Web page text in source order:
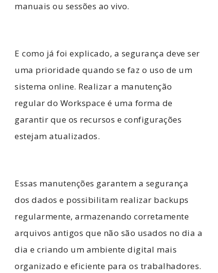
manuais ou sessões ao vivo.
E como já foi explicado, a segurança deve ser
uma prioridade quando se faz o uso de um
sistema online. Realizar a manutenção
regular do Workspace é uma forma de
garantir que os recursos e configurações
estejam atualizados.
Essas manutenções garantem a segurança
dos dados e possibilitam realizar backups
regularmente, armazenando corretamente
arquivos antigos que não são usados no dia a
dia e criando um ambiente digital mais
organizado e eficiente para os trabalhadores.